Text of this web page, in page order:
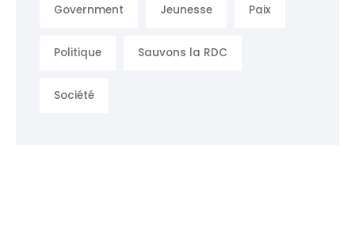
Government Jeunesse Paix
Politique Sauvons la RDC
Société